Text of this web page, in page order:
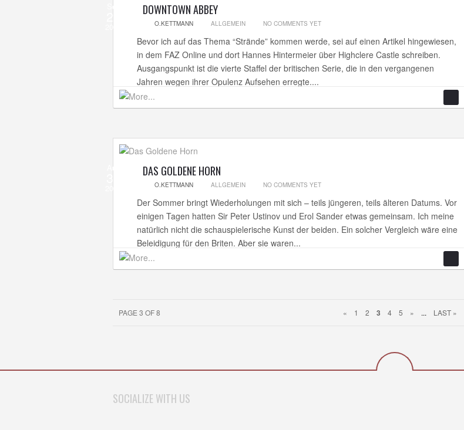
Sep DOWNTOWN ABBEY
O.KETTMANN ALLGEMEIN NO COMMENTS YET
Bevor ich auf das Thema “Strände” kommen werde, sei auf einen Artikel hingewiesen,
in dem FAZ Online und dort Hannes Hintermeier über Highclere Castle schreiben.
Ausgangspunkt ist die vierte Staffel der britischen Serie, die in den vergangenen
Jahren wegen ihrer Opulenz Aufsehen erregte....
Aug DAS GOLDENE HORN
O.KETTMANN ALLGEMEIN NO COMMENTS YET
Der Sommer bringt Wiederholungen mit sich – teils jüngeren, teils älteren Datums. Vor
einigen Tagen hatten Sir Peter Ustinov und Erol Sander etwas gemeinsam. Ich meine
natürlich nicht die schauspielerische Kunst der beiden. Ein solcher Vergleich wäre eine
Beleidigung für den Briten. Aber sie waren...
PAGE 3 OF 8 « 1 2 3 4 5 » ... LAST »
SOCIALIZE WITH US